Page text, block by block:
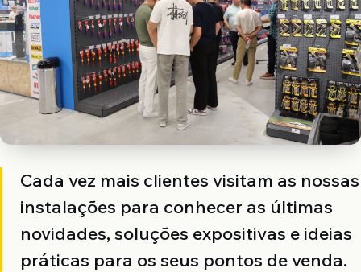
Cada vez mais clientes visitam as nossas
instalações para conhecer as últimas
novidades, soluções expositivas e ideias
práticas para os seus pontos de venda.